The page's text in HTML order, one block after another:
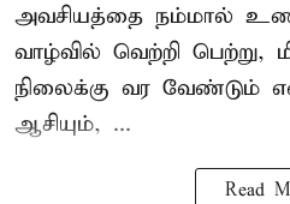
அவசியத்தை நம்மால் உணர
வாழ்வில் வெற்றி பெற்று,
நிலைக்கு வர வேண்டும்
ஆசியும், ...
Read